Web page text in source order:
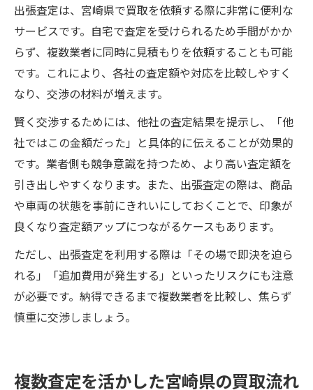
出張査定は、宮崎県で買取を依頼する際に非常に便利な
サービスです。自宅で査定を受けられるため手間がかか
らず、複数業者に同時に見積もりを依頼することも可能
です。これにより、各社の査定額や対応を比較しやすく
なり、交渉の材料が増えます。
賢く交渉するためには、他社の査定結果を提示し、「他
社ではこの金額だった」と具体的に伝えることが効果的
です。業者側も競争意識を持つため、より高い査定額を
引き出しやすくなります。また、出張査定の際は、商品
や車両の状態を事前にきれいにしておくことで、印象が
良くなり査定額アップにつながるケースもあります。
ただし、出張査定を利用する際は「その場で即決を迫ら
れる」「追加費用が発生する」といったリスクにも注意
が必要です。納得できるまで複数業者を比較し、焦らず
慎重に交渉しましょう。
複数査定を活かした宮崎県の買取流れ